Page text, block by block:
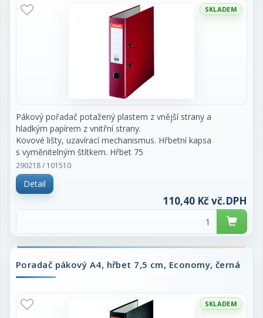
SKLADEM
Pákový pořadač potažený plastem z vnější strany a
hladkým papírem z vnitřní strany.
Kovové lišty, uzavírací mechanismus. Hřbetní kapsa
s vyměnitelným štítkem. Hřbet 75
mm. Cena za kus.
290218 / 101510
Detail
110,40 Kč vč.DPH
Poradač pákový A4, hřbet 7,5 cm, Economy, černá
SKLADEM